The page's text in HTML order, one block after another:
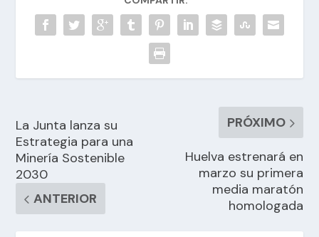
La Junta lanza su
Estrategia para una
Minería Sostenible
2030
ANTERIOR
PRÓXIMO
Huelva estrenará en
marzo su primera
media maratón
homologada